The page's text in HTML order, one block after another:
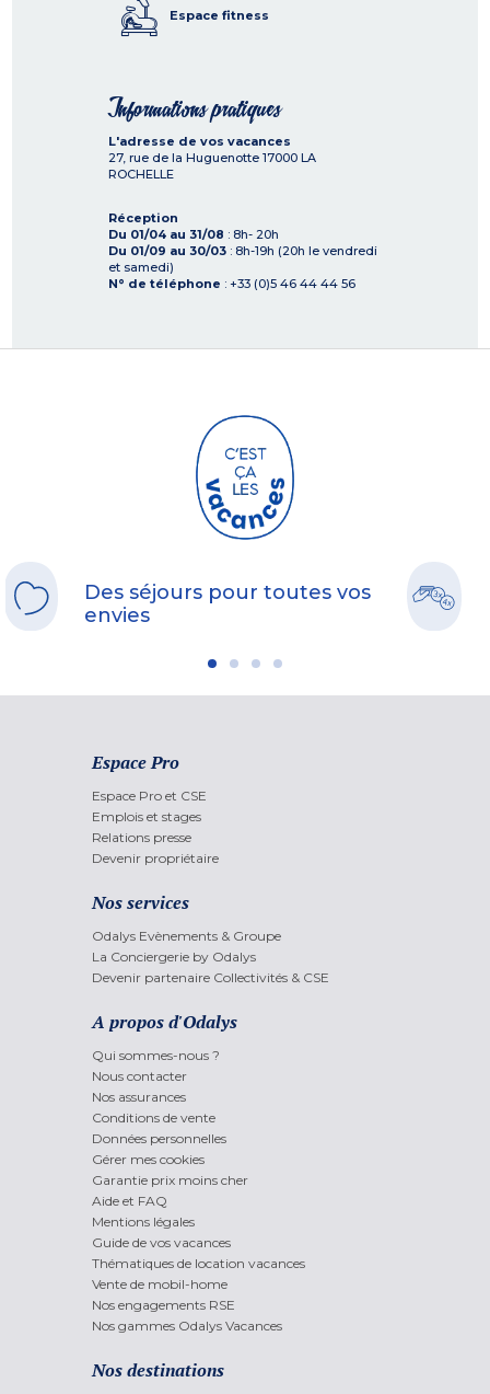
Espace fitness
Informations pratiques
L'adresse de vos vacances
27, rue de la Huguenotte 17000 LA
ROCHELLE
Réception
Du 01/04 au 31/08 : 8h- 20h
Du 01/09 au 30/03 : 8h-19h (20h le vendredi
et samedi)
N° de téléphone : +33 (0)5 46 44 44 56
Des séjours pour toutes vos
envies
Espace Pro
Espace Pro et CSE
Emplois et stages
Relations presse
Devenir propriétaire
Nos services
Odalys Evènements & Groupe
La Conciergerie by Odalys
Devenir partenaire Collectivités & CSE
A propos d'Odalys
Qui sommes-nous ?
Nous contacter
Nos assurances
Conditions de vente
Données personnelles
Gérer mes cookies
Garantie prix moins cher
Aide et FAQ
Mentions légales
Guide de vos vacances
Thématiques de location vacances
Vente de mobil-home
Nos engagements RSE
Nos gammes Odalys Vacances
Nos destinations